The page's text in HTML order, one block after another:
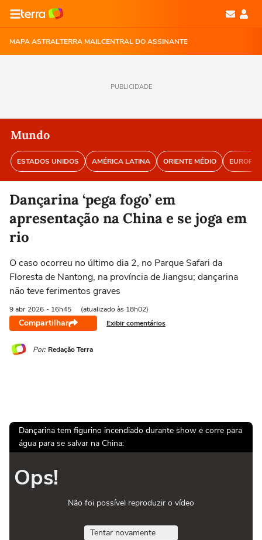
MAPA ASTRALTERRA MAILCENTRAL DO ASSINANTE
PUBLICIDADE
Mundo
ESTADOS UNIDOS AMÉRICA LATINA ORIENTE MÉDIO EUROPA
Dançarina ‘pega fogo’ em
apresentação na China e se joga em
rio
O caso ocorreu no último dia 2, no Parque Safari da
Floresta de Nantong, na província de Jiangsu; dançarina
não teve ferimentos graves
9 abr 2026 - 16h45 (atualizado às 18h02)
Compartilhar Exibir comentários
Por: Redação Terra
Dançarina tem figurino incendiado durante show e corre para
água para se salvar na China:
Ops!
Não foi possível reproduzir o vídeo
Tentar novamente